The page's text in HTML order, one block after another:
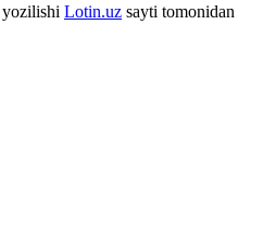
Lotin.uz sayti tomonidan